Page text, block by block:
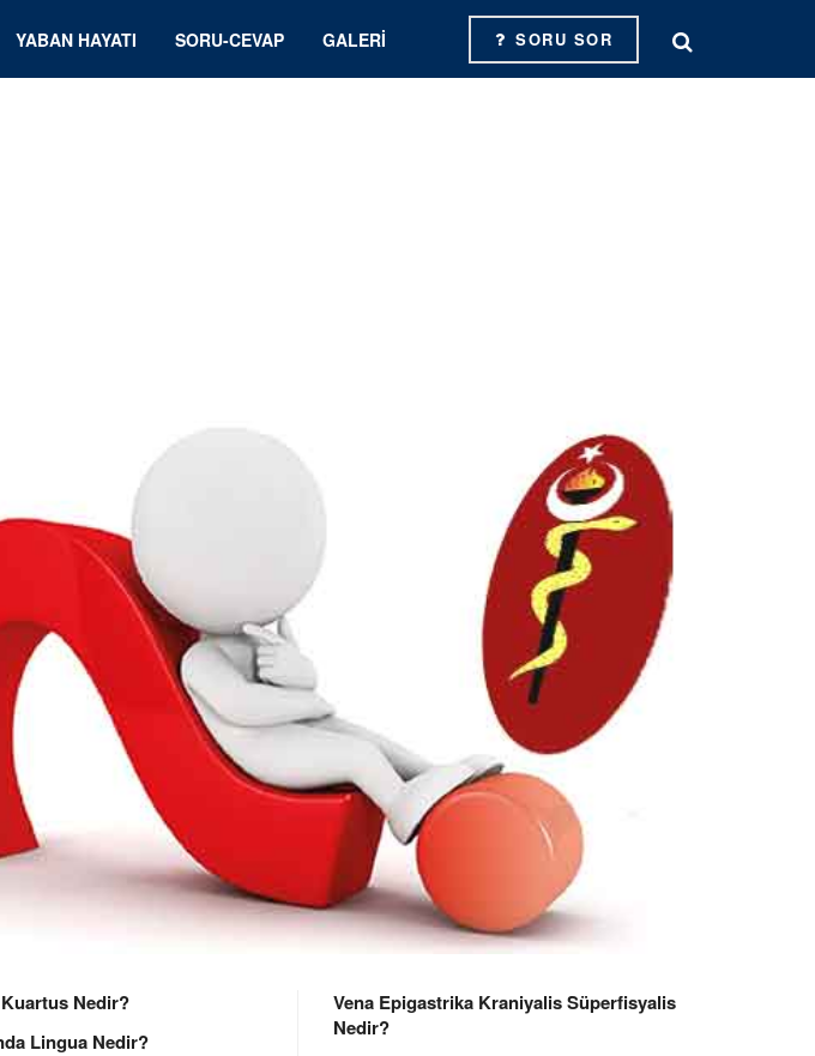
YABAN HAYATI SORU-CEVAP GALERI SORU SOR
Nedir?
Lingua Nedir?
Vena Epigastrika Kraniyalis Süperfisyalis
Nedir?